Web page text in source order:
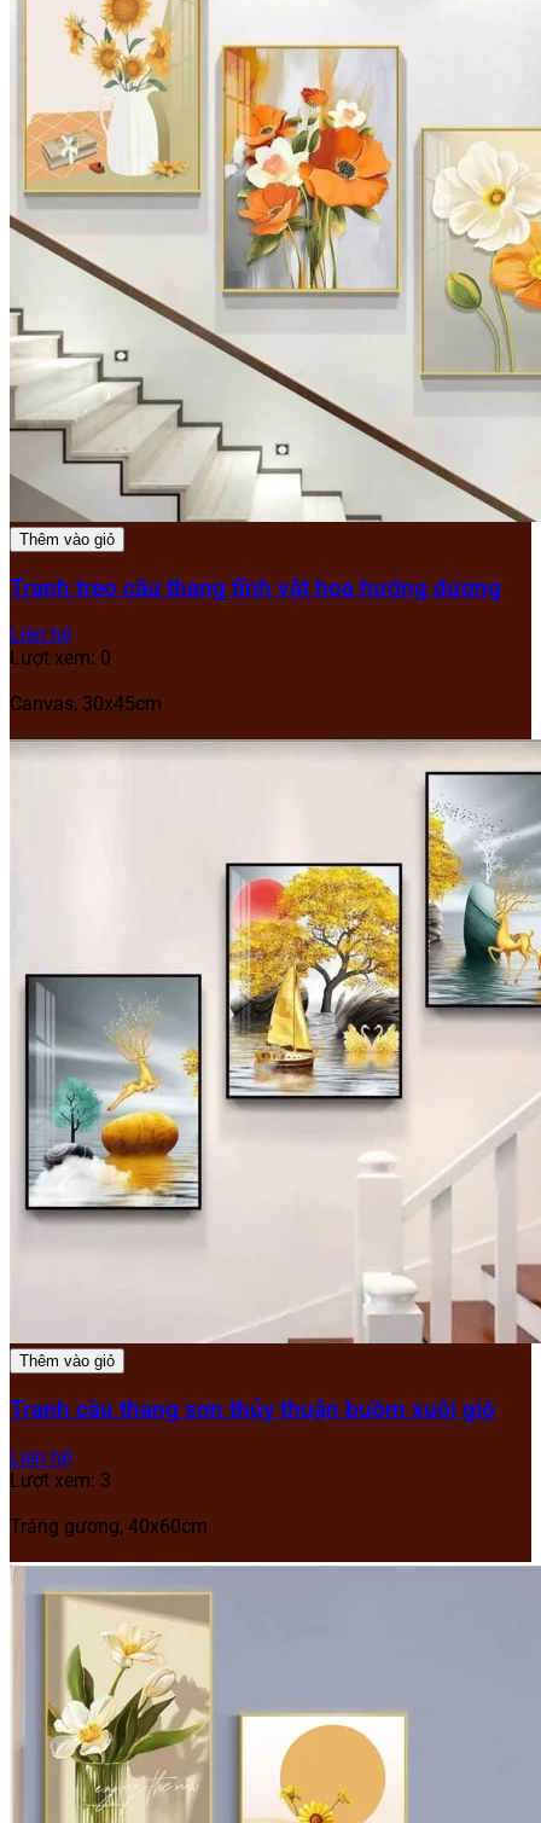
Thêm vào giỏ
Tranh treo cầu thang tĩnh vật hoa hướng dương
Liên hệ
Lượt xem: 0
Canvas, 30x45cm
Thêm vào giỏ
Tranh cầu thang sơn thủy thuận buồm xuôi gió
Liên hệ
Lượt xem: 3
Tráng gương, 40x60cm